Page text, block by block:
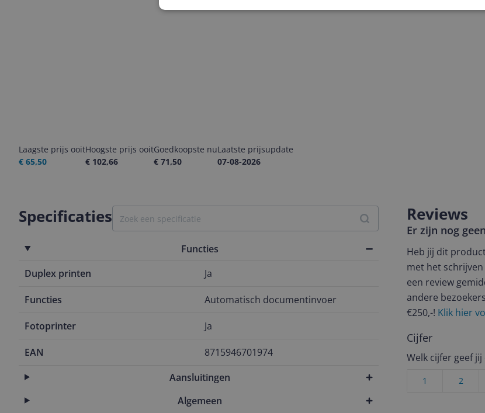
Laagste prijs ooit
€ 65,50
Hoogste prijs ooit
€ 102,66
Goedkoopste nu
€ 71,50
Laatste prijsupdate
07-08-2026
Specificaties
Functies
Duplex printen
Ja
Functies Automatisch documentinvoer
Fotoprinter Ja
EAN
8715946701974
Aansluitingen
Algemeen
Reviews
Er zijn nog
Heb jij dit
met het
een review
andere
€250,-! Klik hier
Cijfer
Welk cijfer geef
2
1